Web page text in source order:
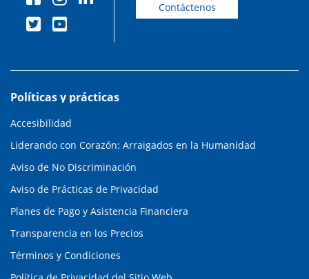
Contáctenos
Políticas y prácticas
Accesibilidad
Liderando con Corazón: Arraigados en la Humanidad
Aviso de No Discriminación
Aviso de Prácticas de Privacidad
Planes de Pago y Asistencia Financiera
Transparencia en los Precios
Términos y Condiciones